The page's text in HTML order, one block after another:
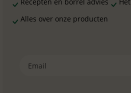
Alles over onze producten